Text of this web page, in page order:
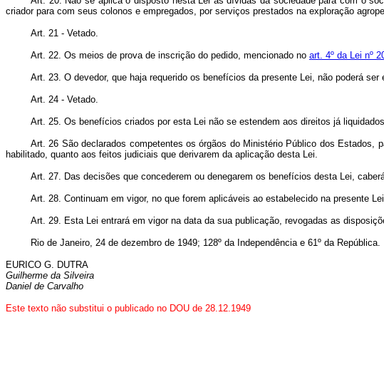
criador para com seus colonos e empregados, por serviços prestados na exploração
Art. 21 - Vetado.
Art. 22. Os meios de prova de inscrição do pedido, mencionado no art. 4º da Lei nº
Art. 23. O devedor, que haja requerido os benefícios da presente Lei, não poderá
Art. 24 - Vetado.
Art. 25. Os benefícios criados por esta Lei não se estendem aos direitos já
Art. 26 São declarados competentes os órgãos do Ministério Público dos Estados,
habilitado, quanto aos feitos judiciais que derivarem da aplicação desta Lei.
Art. 27. Das decisões que concederem ou denegarem os benefícios desta Lei,
Art. 28. Continuam em vigor, no que forem aplicáveis ao estabelecido na presente
Art. 29. Esta Lei entrará em vigor na data da sua publicação, revogadas as
Rio de Janeiro, 24 de dezembro de 1949; 128º da Independência e 61º da República.
EURICO G. DUTRA
Guilherme da Silveira
Daniel de Carvalho
Este texto não substitui o publicado no DOU de 28.12.1949